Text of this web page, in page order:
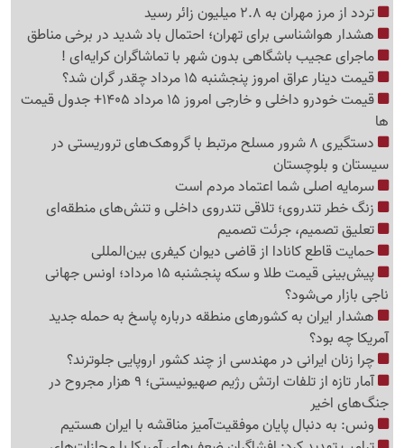
تردد از مرز مهران به 2.8 میلیون زائر رسید
هشدار هواشناسی برای تهران؛ احتمال باد شدید در برخی مناطق
ماجرای عجیب باشگاهی بدون شهر با تماشاگران کرایه‌ای !
قیمت دینار عراق امروز پنجشنبه 15 مرداد چقدر گران شد؟
قیمت خودرو داخلی و خارجی امروز 15 مرداد 1405+ جدول قیمت
ها
دستگیری 8 شرور مسلح مرتبط با گروهک‌های تروریستی در
سیستان و بلوچستان
سرمایه اصلی شما اعتماد مردم است
زنگ خطر تندروی؛ تلاقی تندروی داخلی و تنش‌های منطقه‌ای
تعلیق تصمیم، جرئت تصمیم
حمایت قاطع کانادا از قاضی دیوان کیفری بین‌المللی
پیش‌بینی قیمت طلا و سکه پنجشنبه 15 مرداد؛ اونس جهانی
ناجی بازار می‌شود؟
هشدار ایران به کشورهای منطقه درباره پاسخ به حمله جدید
آمریکا چه بود؟
چرا زنان ایرانی در مهندسی از چند کشور اروپایی جلوترند؟
آمار تازه از تلفات ارتش رژیم صهیونیستی؛ 9 هزار مجروح در
جنگ‌های اخیر
ونس: به دنبال پایان موفقیت‌آمیز مناقشه با ایران هستیم